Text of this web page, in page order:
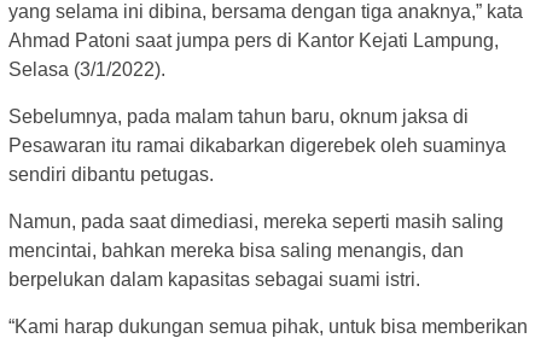
yang selama ini dibina, bersama dengan tiga anaknya,” kata
Ahmad Patoni saat jumpa pers di Kantor Kejati Lampung,
Selasa (3/1/2022).
Sebelumnya, pada malam tahun baru, oknum jaksa di
Pesawaran itu ramai dikabarkan digerebek oleh suaminya
sendiri dibantu petugas.
Namun, pada saat dimediasi, mereka seperti masih saling
mencintai, bahkan mereka bisa saling menangis, dan
berpelukan dalam kapasitas sebagai suami istri.
“Kami harap dukungan semua pihak, untuk bisa memberikan